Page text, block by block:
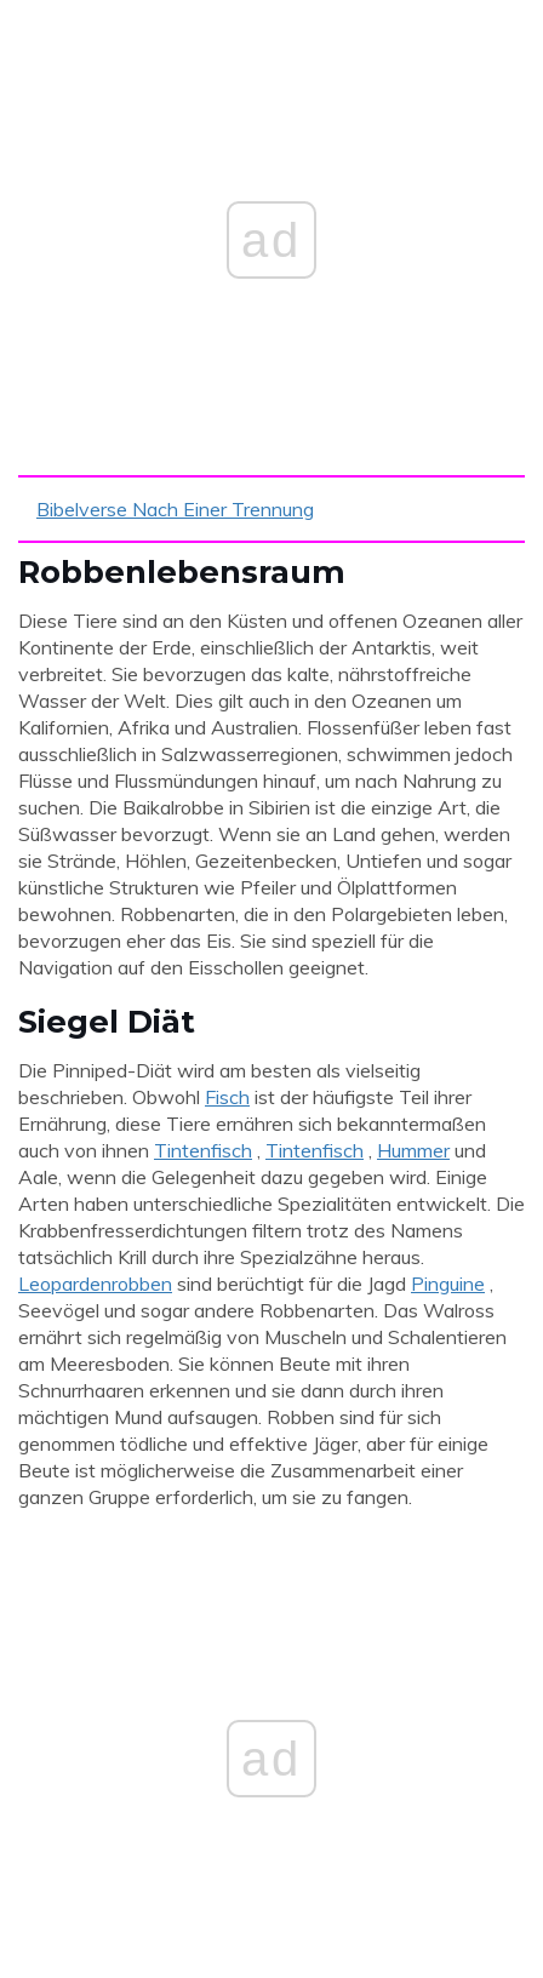
ad
Bibelverse Nach Einer Trennung
Robbenlebensraum
Diese Tiere sind an den Küsten und offenen Ozeanen aller
Kontinente der Erde, einschließlich der Antarktis, weit
verbreitet. Sie bevorzugen das kalte, nährstoffreiche
Wasser der Welt. Dies gilt auch in den Ozeanen um
Kalifornien, Afrika und Australien. Flossenfüßer leben fast
ausschließlich in Salzwasserregionen, schwimmen jedoch
Flüsse und Flussmündungen hinauf, um nach Nahrung zu
suchen. Die Baikalrobbe in Sibirien ist die einzige Art, die
Süßwasser bevorzugt. Wenn sie an Land gehen, werden
sie Strände, Höhlen, Gezeitenbecken, Untiefen und sogar
künstliche Strukturen wie Pfeiler und Ölplattformen
bewohnen. Robbenarten, die in den Polargebieten leben,
bevorzugen eher das Eis. Sie sind speziell für die
Navigation auf den Eisschollen geeignet.
Siegel Diät
Die Pinniped-Diät wird am besten als vielseitig
beschrieben. Obwohl Fisch ist der häufigste Teil ihrer
Ernährung, diese Tiere ernähren sich bekanntermaßen
auch von ihnen Tintenfisch , Tintenfisch , Hummerund
Aale, wenn die Gelegenheit dazu gegeben wird. Einige
Arten haben unterschiedliche Spezialitäten entwickelt. Die
Krabbenfresserdichtungen filtern trotz des Namens
tatsächlich Krill durch ihre Spezialzähne heraus.
Leopardenrobben sind berüchtigt für die Jagd Pinguine ,
Seevögel und sogar andere Robbenarten. Das Walross
ernährt sich regelmäßig von Muscheln und Schalentieren
am Meeresboden. Sie können Beute mit ihren
Schnurrhaaren erkennen und sie dann durch ihren
mächtigen Mund aufsaugen. Robben sind für sich
genommen tödliche und effektive Jäger, aber für einige
Beute ist möglicherweise die Zusammenarbeit einer
ganzen Gruppe erforderlich, um sie zu fangen.
ad